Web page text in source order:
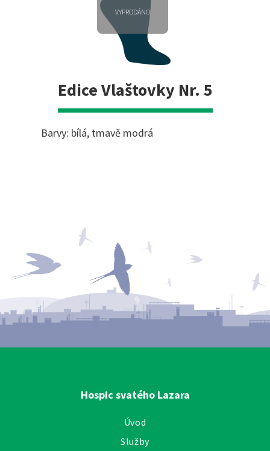
VYPRODÁNO
Edice Vlaštovky Nr. 5
Barvy: bílá, tmavě modrá
Hospic svatého Lazara
Úvod
Služby